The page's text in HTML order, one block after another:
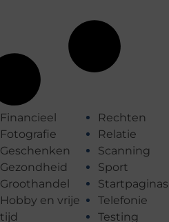
Financieel
Fotografie
Geschenken
Gezondheid
Groothandel
Hobby en vrije
tijd
Rechten
Relatie
Scanning
Sport
Startpaginas
Telefonie
Testing